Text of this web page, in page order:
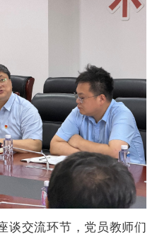
谈交流环节，党员教师们